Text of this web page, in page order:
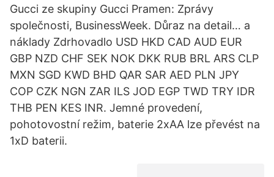
Gucci ze skupiny Gucci Pramen: Zprávy
společnosti, BusinessWeek. Důraz na detail… a
náklady Zdrhovadlo USD HKD CAD AUD EUR
GBP NZD CHF SEK NOK DKK RUB BRL ARS CLP
MXN SGD KWD BHD QAR SAR AED PLN JPY
COP CZK NGN ZAR ILS JOD EGP TWD TRY IDR
THB PEN KES INR. Jemné provedení,
pohotovostní režim, baterie 2xAA lze převést na
1xD baterii.